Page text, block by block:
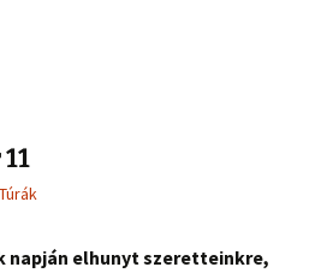
Túrák
elhunyt szeretteinkre,